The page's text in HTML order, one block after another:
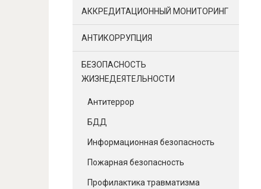
АККРЕДИТАЦИОННЫЙ МОНИТОРИНГ
АНТИКОРРУПЦИЯ
БЕЗОПАСНОСТЬ
ЖИЗНЕДЕЯТЕЛЬНОСТИ
Антитеррор
БДД
Информационная безопасность
Пожарная безопасность
Профилактика травматизма